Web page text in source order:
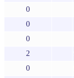
0
0
0
2
0